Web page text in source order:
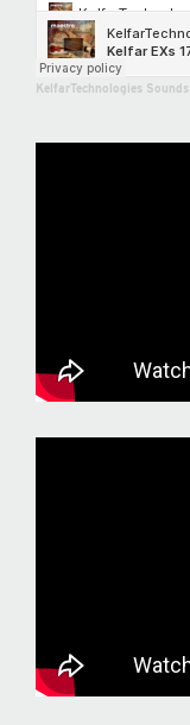
KelfarTechnologies Sounds